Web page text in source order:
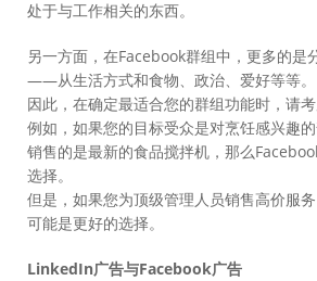
处于与工作相关的东西。
另一方面，在Facebook群组中，更多的是
——从生活方式和食物、政治、爱好等等。
因此，在确定最适合您的群组功能时，请考
例如，如果您的目标受众是对烹饪感兴趣
销售的是最新的食品搅拌机，那么
选择。
但是，如果您为顶级管理人员销售高价服
可能是更好的选择。
LinkedIn广告与Facebook广告